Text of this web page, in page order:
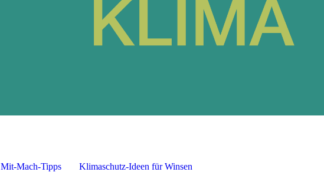
Mit-Mach-Tipps Klimaschutz-Ideen für Winsen